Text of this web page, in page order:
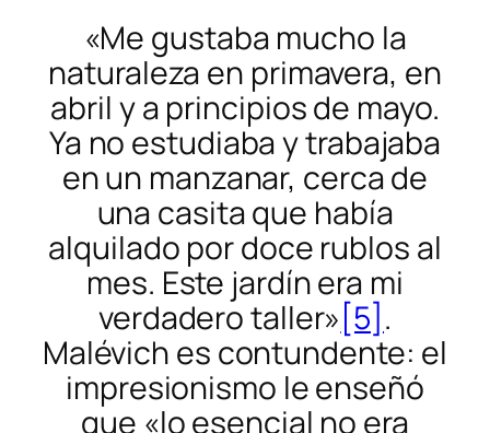
«Me gustaba mucho la
naturaleza en primavera, en
abril y a principios de mayo.
Ya no estudiaba y trabajaba
en un manzanar, cerca de
una casita que había
alquilado por doce rublos al
mes. Este jardín era mi
verdadero taller» [5] .
Malévich es contundente: el
impresionismo le enseñó
que «lo esencial no era